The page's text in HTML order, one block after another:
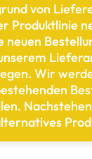
von
Produktlinie
neuen
Wir